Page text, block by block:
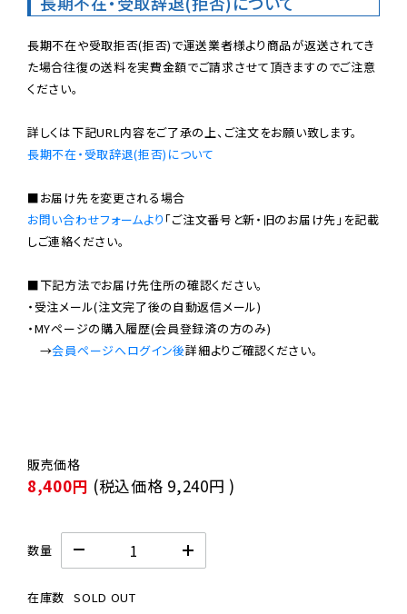
長期不在や受取拒否(拒否)で運送業者様より商品が返送されてき
た場合往復の送料を実費金額でご請求させて頂きますのでご注意
ください。
長期不在・受取辞退(拒否)について
お問い合わせフォームより 「ご注文番号と新・旧のお届け先」を記載
しご連絡ください。
■下記方法でお届け先住所の確認ください。
・受注メール(注文完了後の自動返信メール)
・MYページの購入履歴(会員登録済の方のみ)
→会員ページへログイン後
8,400円 (税込価格 9,240円 )
数量
在庫数 SOLD OUT